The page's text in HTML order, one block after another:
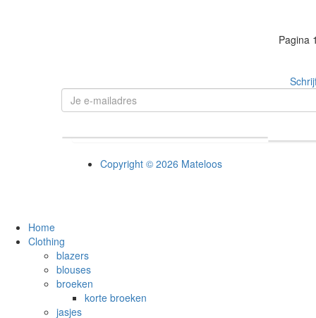
Pagina
Copyright © 2026 Mateloos
Home
Clothing
blazers
blouses
broeken
korte broeken
jasjes